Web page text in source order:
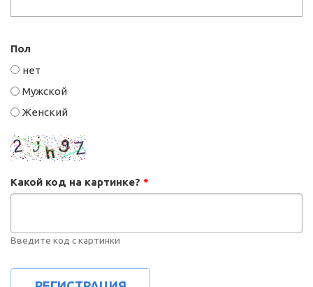
Пол
нет
Мужской
Женский
Какой код на картинке? *
Введите код с картинки